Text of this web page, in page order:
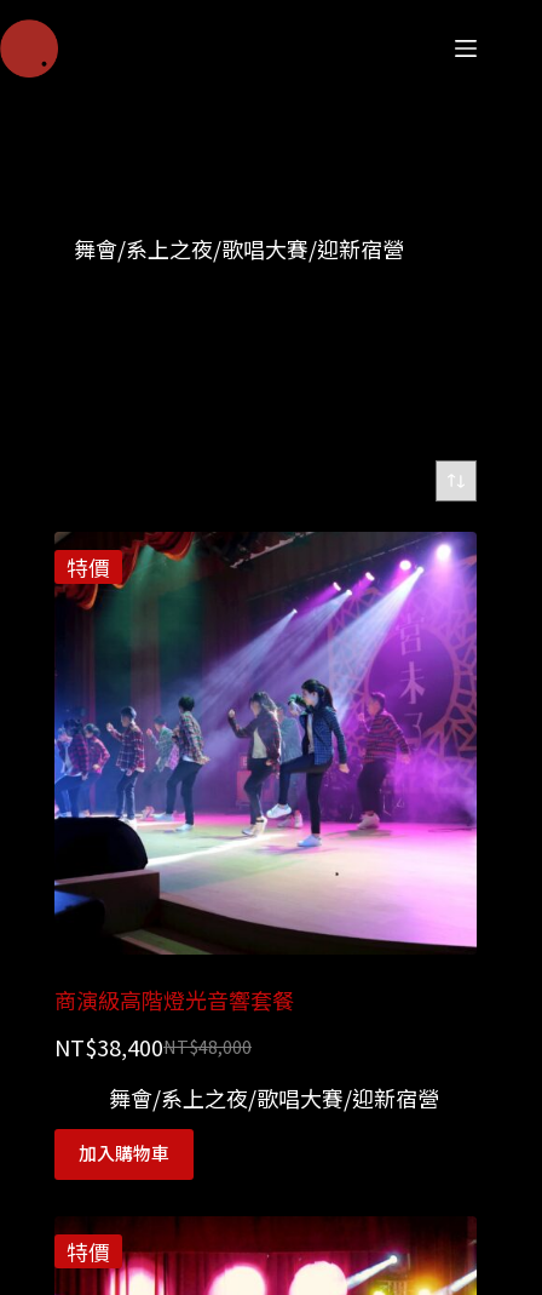
舞會/系上之夜/歌唱大賽/迎新宿營
特價
商演級高階燈光音響套餐
NT$48,000
NT$38,400
舞會/系上之夜/歌唱大賽/迎新宿營
加入購物車
特價